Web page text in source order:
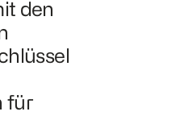
den
für